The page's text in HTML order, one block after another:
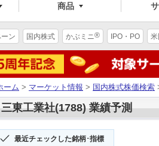
商品
ン 国内株式 かぶミニ® IPO・PO
ーム > マーケット情報 > 国内株式株価検索
三東工業社(1788) 業績予測
最近チェックした銘柄･指標